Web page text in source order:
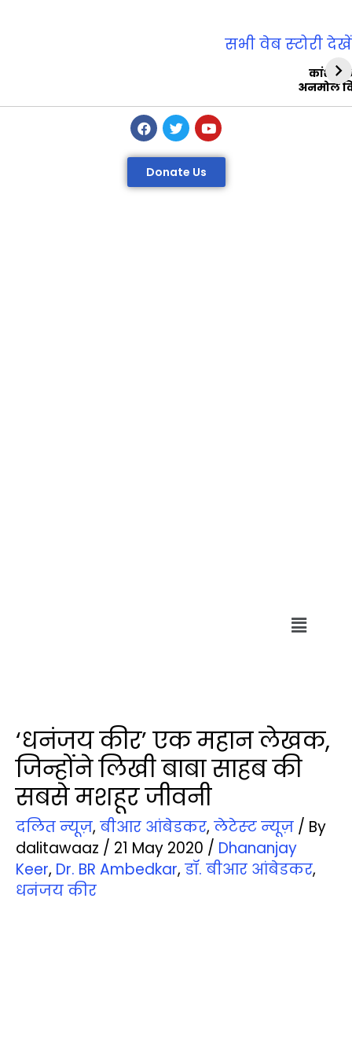
अनमोल
सभी वेब स्‍टोरी देखें
Donate Us
‘धनंजय कीर’ एक महान लेखक,
जिन्होंने लिखी बाबा साहब की
सबसे मशहूर जीवनी
दलित न्‍यूज़, बीआर आंबेडकर, लेटेस्‍ट न्‍यूज़ / By
dalitawaaz / 21 May 2020 / Dhananjay
Keer, Dr. BR Ambedkar, डॉ. बीआर आंबेडकर,
धनंजय कीर